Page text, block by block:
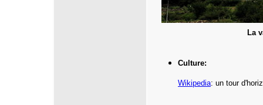
La
Culture:
Wikipedia: un tour